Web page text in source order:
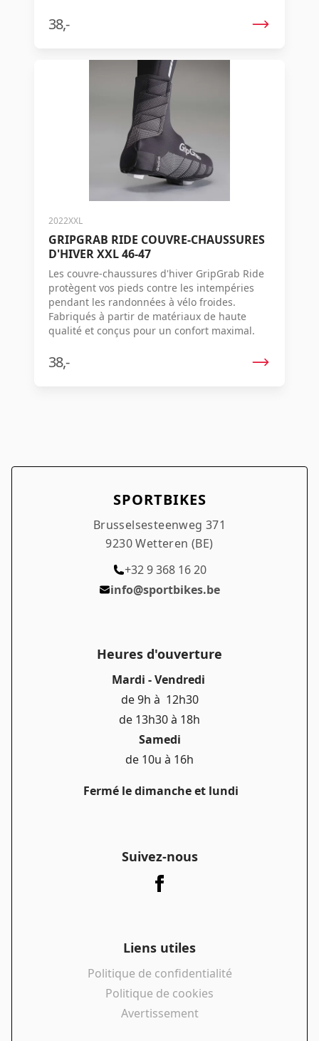
38,-
2022XXL
GRIPGRAB RIDE COUVRE-CHAUSSURES
D'HIVER XXL 46-47
Les couvre-chaussures d'hiver GripGrab Ride
protègent vos pieds contre les intempéries
pendant les randonnées à vélo froides.
Fabriqués à partir de matériaux de haute
qualité et conçus pour un confort maximal.
38,-
SPORTBIKES
Brusselsesteenweg 371
9230 Wetteren (BE)
+32 9 368 16 20
info@sportbikes.be
Heures d'ouverture
Mardi - Vendredi
de 9h à 12h30
de 13h30 à 18h
Samedi
de 10u à 16h
Fermé le dimanche et lundi
Suivez-nous
Liens utiles
Politique de confidentialité
Politique de cookies
Avertissement